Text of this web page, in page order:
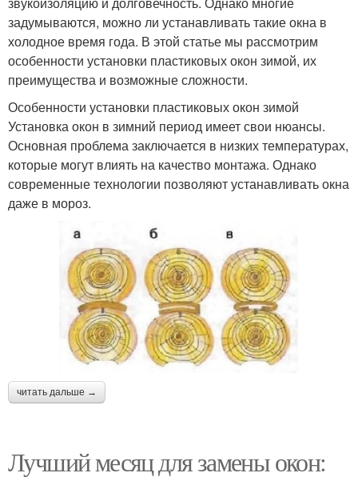
задумываются, можно ли устанавливать такие окна в
холодное время года. В этой статье мы рассмотрим
особенности установки пластиковых окон зимой, их
преимущества и возможные сложности.
Особенности установки пластиковых окон зимой
Установка окон в зимний период имеет свои нюансы.
Основная проблема заключается в низких температурах,
которые могут влиять на качество монтажа. Однако
современные технологии позволяют устанавливать окна
даже в мороз.
читать дальше →
Лучший месяц для замены окон: